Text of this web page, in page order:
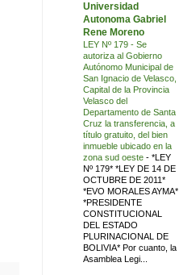
Universidad
Autonoma Gabriel
Rene Moreno
LEY Nº 179 - Se
autoriza al Gobierno
Autónomo Municipal de
San Ignacio de Velasco,
Capital de la Provincia
Velasco del
Departamento de Santa
Cruz la transferencia, a
título gratuito, del bien
inmueble ubicado en la
zona sud oeste - *LEY
Nº 179* *LEY DE 14 DE
OCTUBRE DE 2011*
*EVO MORALES AYMA*
*PRESIDENTE
CONSTITUCIONAL
DEL ESTADO
PLURINACIONAL DE
BOLIVIA* Por cuanto, la
Asamblea Legi...